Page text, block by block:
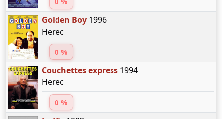
Golden Boy1996
Herec
0 %
Couchettes express1994
Herec
0 %